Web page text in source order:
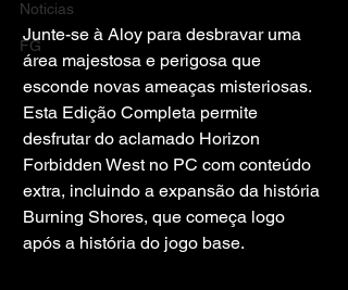
Noticias
FG
Junte-se à Aloy para desbravar uma
área majestosa e perigosa que
esconde novas ameaças misteriosas.
Esta Edição Completa permite
desfrutar do aclamado Horizon
Forbidden West no PC com conteúdo
extra, incluindo a expansão da história
Burning Shores, que começa logo
após a história do jogo base.